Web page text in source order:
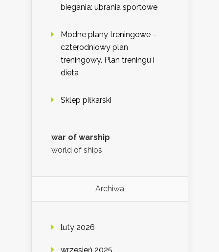
biegania: ubrania sportowe
Modne plany treningowe –
czterodniowy plan
treningowy. Plan treningu i
dieta
Sklep piłkarski
war of warship
world of ships
Archiwa
luty 2026
wrzesień 2025